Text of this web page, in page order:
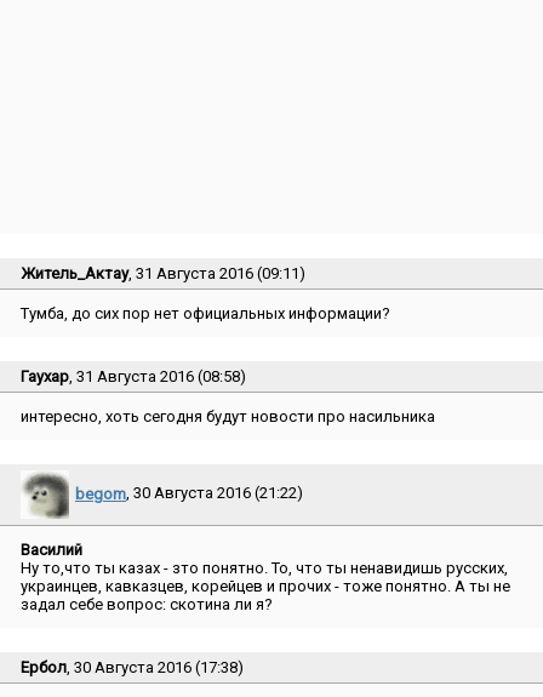
Житель_Актау, 31 Августа 2016 (09:11)
Тумба, до сих пор нет официальных информации?
Гаухар, 31 Августа 2016 (08:58)
интересно, хоть сегодня будут новости про насильника
begom, 30 Августа 2016 (21:22)
Василий
Ну то,что ты казах - зто понятно. То, что ты ненавидишь русских,
украинцев, кавказцев, корейцев и прочих - тоже понятно. А ты не
задал себе вопрос: скотина ли я?
Ербол, 30 Августа 2016 (17:38)